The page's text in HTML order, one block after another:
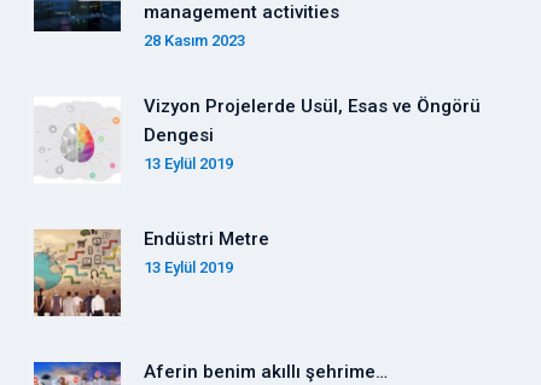
management activities
28 Kasım 2023
Vizyon Projelerde Usül, Esas ve Öngörü
Dengesi
13 Eylül 2019
Endüstri Metre
13 Eylül 2019
Aferin benim akıllı şehrime…